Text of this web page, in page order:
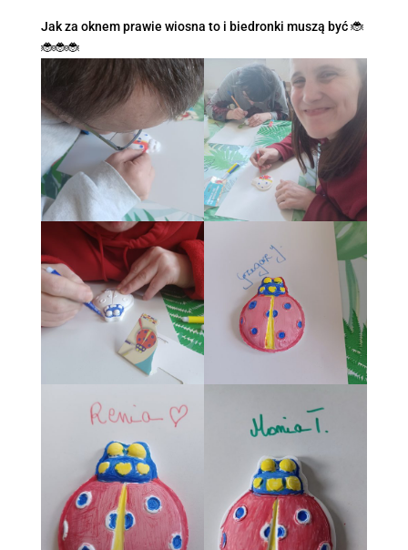
Jak za oknem prawie wiosna to i biedronki muszą być 🐞
🐞🐞🐞